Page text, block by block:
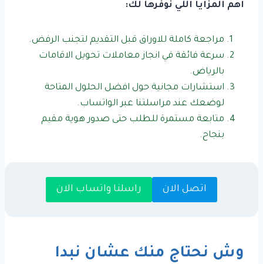
اهم المزايا اللي نوفرها لك:
مراجعة كاملة للاوراق قبل التقديم لتجنب الرفض.
سرعة فائقة في انجاز معاملات تحويل الاقامات
بالرياض.
استشارات مجانية حول افضل الحلول المتاحة
لوضعك عند مراسلتنا عبر الواتساب.
متابعة مستمرة للطلب حتى صدور هوية مقيم
بنجاح.
اتصل الان راسلنا واتساب الان
وش نحتاج منك عشان نبدا